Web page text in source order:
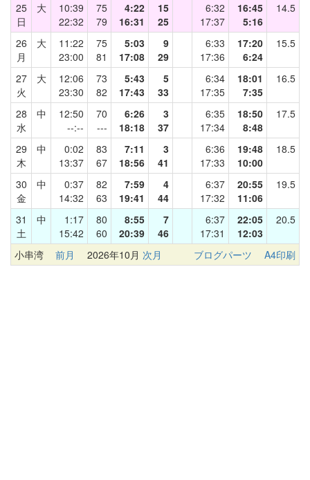
25
日
大
10:39
22:32
75
79
4:22
16:31
15
25
6:32
17:37
16:45
5:16
14.5
26
月
大
11:22
23:00
75
81
5:03
17:08
9
29
6:33
17:36
17:20
6:24
15.5
27
火
大
12:06
23:30
73
82
5:43
17:43
5
33
6:34
17:35
18:01
7:35
16.5
28
水
中
12:50
--:--
70
---
6:26
18:18
3
37
6:35
17:34
18:50
8:48
17.5
29
木
中
0:02
13:37
83
67
7:11
18:56
3
41
6:36
17:33
19:48
10:00
18.5
30
金
中
0:37
14:32
82
63
7:59
19:41
4
44
6:37
17:32
20:55
11:06
19.5
31
土
中
1:17
15:42
80
60
8:55
20:39
7
46
6:37
17:31
22:05
12:03
20.5
小串湾 前月 2026年10月 次月 ブログパーツ A4印刷